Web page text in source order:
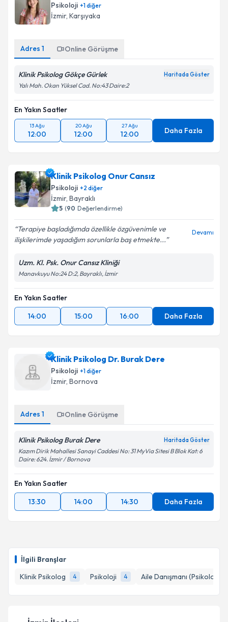
İlgili Branşlar
Klinik Psikolog
4 Psikoloji 4 Aile Danışmanı (Psikolog)
Psikoloji +1diğer
İzmir, Karşıyaka
Adres 1 Online Görüşme
Klinik Psikolog Gökçe Gürlek Haritada Göster
Yalı Mah. Okan Yüksel Cad. No:43 Daire:2
En Yakın Saatler
13 Ağu
12:00
20 Ağu
12:00
27 Ağu
12:00 Daha Fazla
Klinik Psikolog Onur Cansız
Psikoloji +2 diğer
İzmir, Bayraklı
5 (90 Değerlendirme)
Terapiye başladığımda özellikle özgüvenimle ve
ilişkilerimde yaşadığım sorunlarla baş etmekte...
Devamı
Uzm. Kl. Psk. Onur Cansız Kliniği
Manavkuyu No:24 D:2, Bayraklı, İzmir
En Yakın Saatler
14:00
15:00 16:00 Daha Fazla
Klinik Psikolog Dr. Burak Dere
Psikoloji +1diğer
İzmir, Bornova
Adres 1 Online Görüşme
Klinik Psikolog Burak Dere Haritada Göster
Kazım Dirik Mahallesi Sanayi Caddesi No: 31 MyVia Sitesi B Blok Kat: 6
Daire: 624. İzmir / Bornova
En Yakın Saatler
13:30
14:00 14:30 Daha Fazla